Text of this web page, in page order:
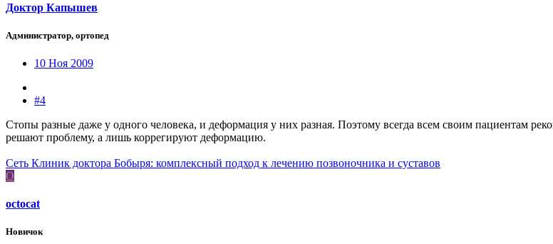
Доктор Капышев
Администратор, ортопед
10 Ноя 2009
#4
Стопы разные даже у одного человека, и деформация у них разная. Поэтому всегда всем своим
решают проблему, а лишь коррегируют деформацию.
Сеть Клиник доктора Бобыря: комплексный подход к лечению позвоночника и суставов
O
octocat
Новичок